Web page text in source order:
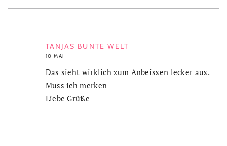
TANJAS BUNTE WELT
10 MAI
Das sieht wirklich zum Anbeissen lecker aus.
Muss ich merken
Liebe Grüße